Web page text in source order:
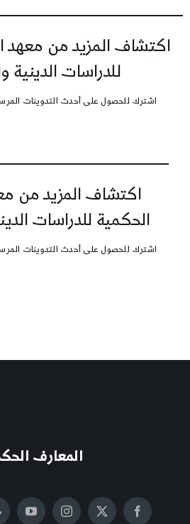
اكتشاف المزيد من معهد
للدراسات الدينية
اشترك للحصول على أحدث التدوينات
اكتشاف المزيد من
الحكمية للدراسات
اشترك للحصول على أحدث التدوينات
المعارف